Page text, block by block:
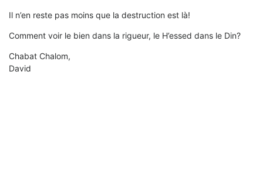
Il n’en reste pas moins que la destruction est là!
Comment voir le bien dans la rigueur, le H’essed dans le Din?
Chabat Chalom,
David